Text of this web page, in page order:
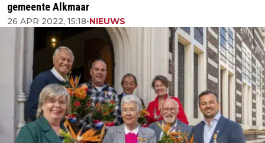
gemeente Alkmaar
26 APR 2022, 15:18•NIEUWS